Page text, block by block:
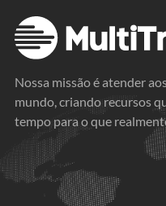
Nossa missão é atender
mundo, criando recursos
tempo para o que